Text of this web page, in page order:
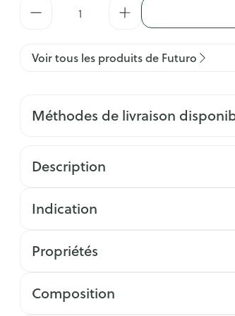
Voir tous les produits de Futuro
Méthodes de livraison
Description
Indication
Propriétés
Composition